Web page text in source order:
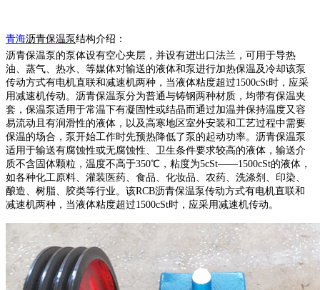
青海沥青保温泵结构介绍：
沥青保温泵的泵体设有空心夹层，并设有进出口法兰，可用于导热
油、蒸气、热水、等媒体对输送的液体和泵进行加热保温及冷却该泵
传动方式有电机直联和减速机两种，当液体粘度超过1500cSt时，应采
用减速机传动。沥青保温泵分为普通与铸钢两种材质，均带有保温夹
套，保温泵适用于常温下有凝固性或结晶而通过加温并保持温度又容
易流动且有润滑性的液体，以及高寒地区室外安装和工艺过程中需要
保温的场合，泵开始工作时先预热降低了泵的起动功率。沥青保温泵
适用于输送有腐蚀性或无腐蚀性、卫生条件要求较高的液体，输送介
质不含固体颗粒，温度不高于350℃，粘度为5cSt——1500cSt的液体，
如各种化工原料、灌装医药、食品、化妆品、农药、洗涤剂、印染、
酿造、树脂、胶类等行业。该RCB沥青保温泵传动方式有电机直联和
减速机两种，当液体粘度超过1500cSt时，应采用减速机传动。